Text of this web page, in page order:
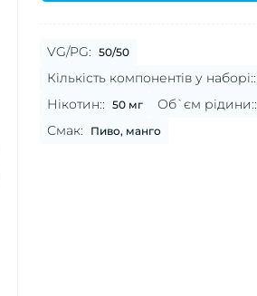
VG/PG: 50/50
Кількість компонентів у наборі::
Нікотин:: 50 мг Об`єм рідини::
Смак: Пиво, манго